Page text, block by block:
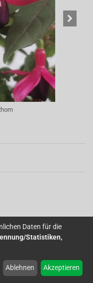
Datenschutz
Daten für die
Statistiken,
Ablehnen Akzeptieren